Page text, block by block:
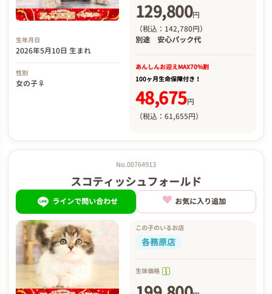
生年月日
2026年5月10日 生まれ
性別
女の子♀
129,800円
（税込：142,780円）
別途 安心パック代
あんしんお迎えMAX70%割
100ヶ月生命保障付き！
48,675円
（税込：61,655円）
No.00764913
スコティッシュフォールド
ラインで問い合わせ お気に入り追加
この子のいるお店
各務原店
生体価格